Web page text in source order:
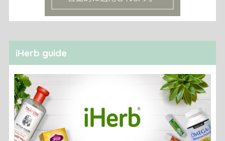
iHerb guide